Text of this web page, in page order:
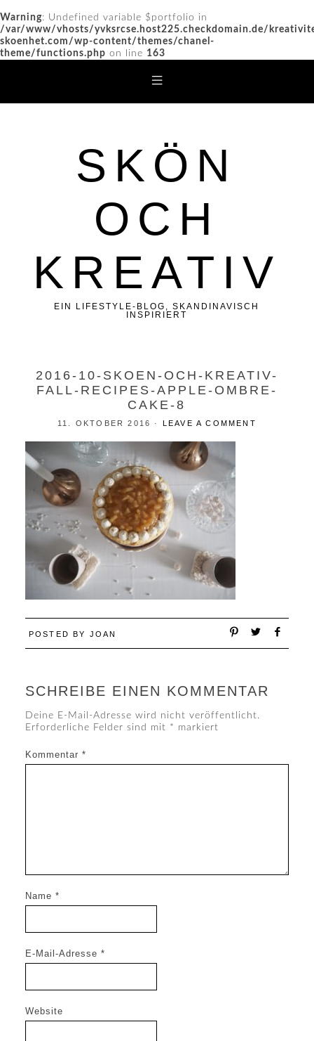
Warning: Undefined variable $portfolio in
/var/www/vhosts/yvksrcse.host225.checkdomain.de/
skoenhet.com/wp-content/themes/chanel-
theme/functions.php on line 163
SKÖN
OCH
KREATIV
EIN LIFESTYLE-BLOG, SKANDINAVISCH
INSPIRIERT
2016-10-SKOEN-OCH-KREATIV-
FALL-RECIPES-APPLE-OMBRE-
CAKE-8
11. OKTOBER 2016 · LEAVE A COMMENT
POSTED BY JOAN
SCHREIBE EINEN KOMMENTAR
Deine E-Mail-Adresse wird nicht veröffentlicht.
Erforderliche Felder sind mit * markiert
Kommentar *
Name *
E-Mail-Adresse *
Website